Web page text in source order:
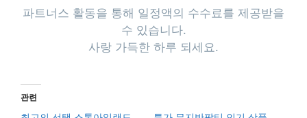
파트너스 활동을 통해 일정액의 수수료를 제공받을
수 있습니다.
사랑 가득한 하루 되세요.
관련